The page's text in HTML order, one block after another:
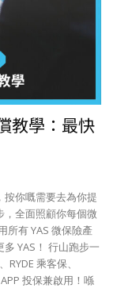
教學：最快
按你嘅需要去為你提
全面照顧你每個微
所有 YAS 微保險產
YAS！ 行山跑步一
乘客保、
投保兼啟用！喺